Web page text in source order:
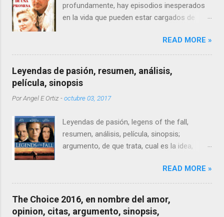
profundamente, hay episodios inesperados
en la vida que pueden estar cargados de
puede prevenirse lo suficiente de las penas,
un buen día solo nos vemos transitando por
una senda que termina por encerrarnos, pero
qué pasa cuando tienes 12 años o menos y
vas por ese camino sintiéndote solo y
olvidado. Bien, creo que a pesar de la
jóvenes para sufrir.
READ MORE »
Leyendas de pasión, resumen, análisis,
película, sinopsis
PorAngel E Ortiz -octubre 03, 2017
Leyendas de pasión, legens of the fall,
resumen, análisis, película, sinopsis;
argumento, de que trata, cual es la idea,
READ MORE »
The Choice 2016, en nombre del amor,
opinion, citas, argumento, sinopsis,